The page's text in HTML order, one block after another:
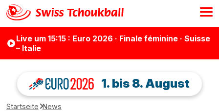
Live um 15:15: Euro 2026 · Finale féminine · Suisse
– Italie
1. bis 8. August
Startseite News